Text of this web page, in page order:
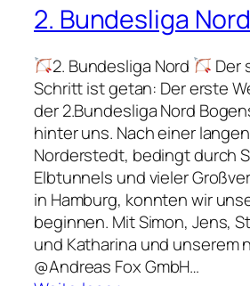
a
l
d
u
n
d
F
ä
h
r
f
a
d
f
ü
r
d
e
n
N
J
K
-
n
d
G
r
ü
n
k
o
h
l
2. Bundesliga Nord
2. Bundesliga Nord
Der
Schritt ist getan: Der erste
der 2.Bundesliga Nord
hinter uns. Nach einer
Norderstedt, bedingt durch
Elbtunnels und vieler
in Hamburg, konnten wir
beginnen. Mit Simon, Jens,
und Katharina und unserem
@Andreas Fox GmbH…